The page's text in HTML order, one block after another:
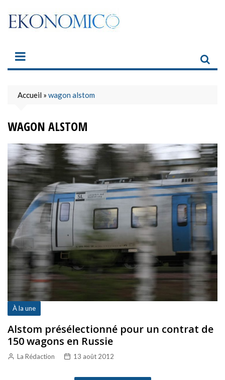
content
Accueil » wagon alstom
WAGON ALSTOM
À la une
Alstom présélectionné pour un contrat de
150 wagons en Russie
La Rédaction 13 août 2012